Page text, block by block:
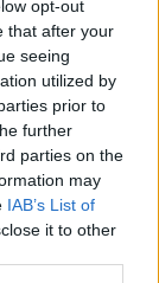
opt-out
that after your
seeing
utilized by
prior to
further
parties on the
may
IAB’s List of
it to other
přibylo.
trezor
Policie
odhalila